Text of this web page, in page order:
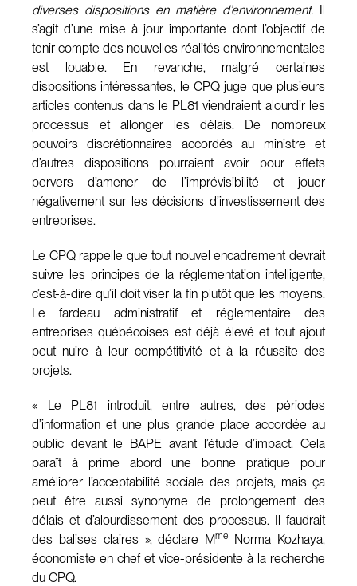
diverses dispositions en matière d’environnement. Il
s’agit d’une mise à jour importante dont l’objectif de
tenir compte des nouvelles réalités environnementales
est louable. En revanche, malgré certaines
dispositions intéressantes, le CPQ juge que plusieurs
articles contenus dans le PL81 viendraient alourdir les
processus et allonger les délais. De nombreux
pouvoirs discrétionnaires accordés au ministre et
d’autres dispositions pourraient avoir pour effets
pervers d’amener de l’imprévisibilité et jouer
négativement sur les décisions d’investissement des
entreprises.
Le CPQ rappelle que tout nouvel encadrement devrait
suivre les principes de la réglementation intelligente,
c’est-à-dire qu’il doit viser la fin plutôt que les moyens.
Le fardeau administratif et réglementaire des
entreprises québécoises est déjà élevé et tout ajout
peut nuire à leur compétitivité et à la réussite des
projets.
« Le PL81 introduit, entre autres, des périodes
d’information et une plus grande place accordée au
public devant le BAPE avant l’étude d’impact. Cela
paraît à prime abord une bonne pratique pour
améliorer l’acceptabilité sociale des projets, mais ça
peut être aussi synonyme de prolongement des
délais et d’alourdissement des processus. Il faudrait
des balises claires », déclare Mme
Norma Kozhaya,
économiste en chef et vice-présidente à la recherche
du CPQ.